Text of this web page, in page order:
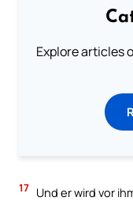
Explore articles
17 Und er wird vor